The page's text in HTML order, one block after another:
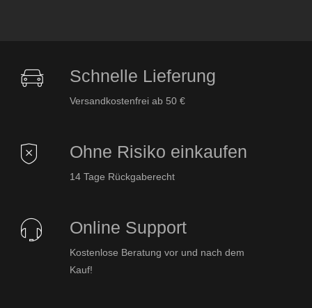
Schnelle Lieferung
Versandkostenfrei ab 50 €
Ohne Risiko einkaufen
14 Tage Rückgaberecht
Online Support
Kostenlose Beratung vor und nach dem
Kauf!